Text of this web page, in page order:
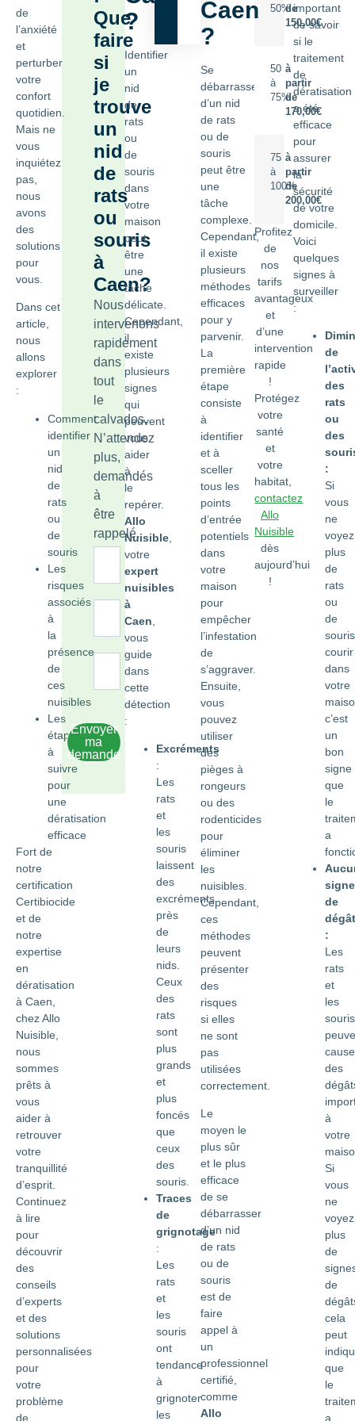
de
l’anxiété
et
perturber
votre
confort
quotidien.
Mais ne
vous
inquiétez
pas,
nous
avons
des
solutions
pour
vous.
Dans cet
article,
nous
allons
explorer
:
Comment
identifier
un
nid
de
rats
ou
de
souris
Les
risques
associés
à
la
présence
de
ces
nuisibles
Les
étapes
à
suivre
pour
une
dératisation
efficace
Fort de
notre
certification
Certibiocide
et de
notre
expertise
en
dératisation
à Caen,
chez Allo
Nuisible,
nous
sommes
prêts à
vous
aider à
retrouver
votre
tranquillité
d’esprit.
Continuez
à lire
pour
découvrir
des
conseils
d’experts
et des
solutions
personnalisées
pour
votre
problème
de
Que
faire
si
je
trouve
un
nid
de
rats
ou
souris
à
Caen?
Nous
intervenons
rapidement
dans
tout
le
calvados.
N’attendez
plus,
demandés
à
être
rappelé.
Envoyer
ma
demande
?
Identifier
un
nid
de
rats
ou
de
souris
dans
votre
maison
peut
être
une
tâche
délicate.
Cependant,
il
existe
plusieurs
signes
qui
peuvent
vous
aider
à
le
repérer.
Allo
Nuisible,
votre
expert
nuisibles
à
Caen
vous
guide
dans
cette
détection
:
Excréments
:
Les
rats
et
les
souris
laissent
des
excréments
près
de
leurs
nids.
Ceux
des
rats
sont
plus
grands
et
plus
foncés
que
ceux
des
souris.
Traces
de
grignotage
:
Les
rats
et
les
souris
ont
tendance
à
grignoter
les
Caen
?
Se
débarrasser
d’un nid
de rats
ou de
souris
peut être
une
tâche
complexe.
Cependant,
il existe
plusieurs
méthodes
efficaces
pour y
parvenir.
La
première
étape
consiste
à
identifier
et à
sceller
tous les
points
d’entrée
potentiels
dans
votre
maison
pour
empêcher
l’infestation
de
s’aggraver.
Ensuite,
vous
pouvez
utiliser
des
pièges à
rongeurs
ou des
rodenticides
pour
éliminer
les
nuisibles.
Cependant,
ces
méthodes
peuvent
présenter
des
risques
si elles
ne sont
pas
utilisées
correctement.
Le
moyen le
plus sûr
et le plus
efficace
de se
débarrasser
d’un nid
de rats
ou de
souris
est de
faire
appel à
un
professionnel
certifié,
comme
Allo
50%de
150,00€
50
à
75%
à
partir
de
170,00€
75
à
100%
à
partir
de
200,00€
Profitez
de
nos
tarifs
avantageux
et
d’une
intervention
rapide
!
Protégez
votre
santé
et
votre
habitat,
contactez
Allo
Nuisible
dès
aujourd’hui
!
important
de savoir
si le
traitement
de
dératisation
a été
efficace
pour
assurer
la
sécurité
de votre
domicile.
Voici
quelques
signes à
surveiller
:
de
des
rats
ou
des
:
Si
vous
ne
voyez
plus
de
rats
ou
de
souris
courir
dans
votre
c’est
un
bon
signe
que
le
a
signe
de
:
Les
rats
et
les
souris
des
à
votre
Si
vous
ne
voyez
plus
de
de
cela
peut
que
le
a